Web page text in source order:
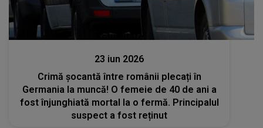
Actualitate
23 iun 2026
Crimă șocantă între românii plecați în
Germania la muncă! O femeie de 40 de ani a
fost înjunghiată mortal la o fermă. Principalul
suspect a fost reținut